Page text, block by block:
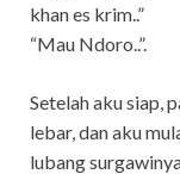
khan es krim..”
“Mau Ndoro..”.
Setelah aku siap,
lebar, dan aku
lubang